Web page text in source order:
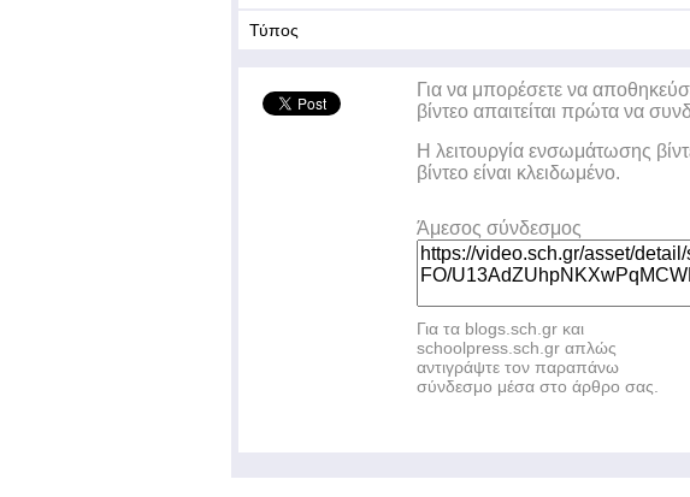
Τύπος
Για να μπορέσετε να
βίντεο απαιτείται πρώτα να
Η λειτουργία ενσωμάτωσης
βίντεο είναι κλειδωμένο.
Άμεσος σύνδεσμος
Για τα blogs.sch.gr και
schoolpress.sch.gr απλώς
αντιγράψτε τον παραπάνω
σύνδεσμο μέσα στο άρθρο σας.